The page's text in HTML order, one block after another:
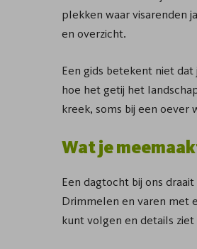
plekken waar visarenden
en overzicht.
Een gids betekent niet
hoe het getij het
kreek, soms bij een oever
Wat je
Een dagtocht bij ons
Drimmelen en varen met
kunt volgen en details